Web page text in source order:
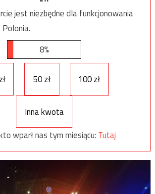
jest niezbędne dla funkcjonowania
8%
50 zł 100 zł
Inna kwota
wparł nas tym miesiącu: Tutaj